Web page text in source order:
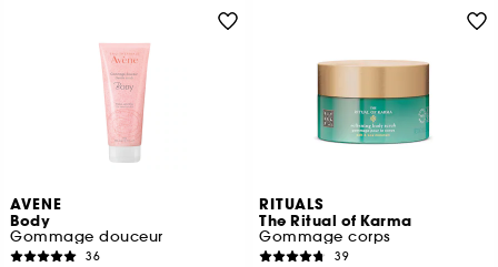
AVENE
Body
Gommage douceur
36
RITUALS
The Ritual of Karma
Gommage corps
39